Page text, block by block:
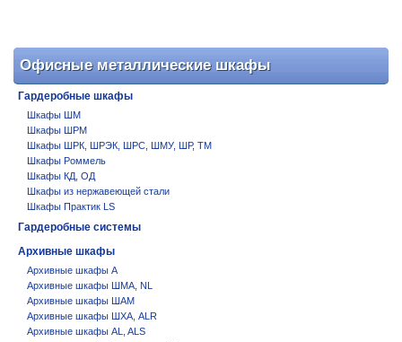
Офисные металлические шкафы
Гардеробные шкафы
Шкафы ШМ
Шкафы ШРМ
Шкафы ШРК, ШРЭК, ШРС, ШМУ, ШР, ТМ
Шкафы Роммель
Шкафы КД, ОД
Шкафы из нержавеющей стали
Шкафы Практик LS
Гардеробные системы
Архивные шкафы
Архивные шкафы А
Архивные шкафы ШМА, NL
Архивные шкафы ШАМ
Архивные шкафы ШХА, ALR
Архивные шкафы AL, ALS